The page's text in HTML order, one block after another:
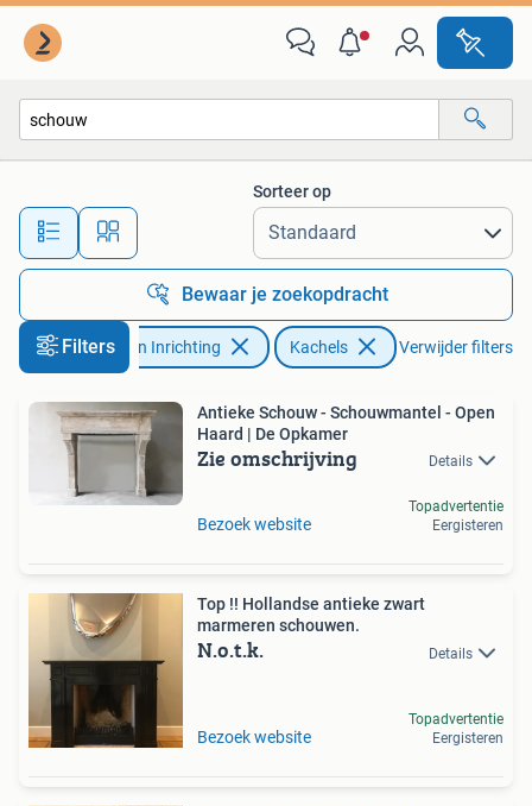
Alle afstanden…
Sorteer op
Bewaar je zoekopdracht
FiltersHuis en Inrichting Kachels Verwijder filters
Antieke Schouw - Schouwmantel - Open
Haard | De Opkamer
Zie omschrijving Details
Bezoek website
Topadvertentie
Eergisteren
Top !! Hollandse antieke zwart
marmeren schouwen.
N.o.t.k. Details
Bezoek website
Topadvertentie
Eergisteren